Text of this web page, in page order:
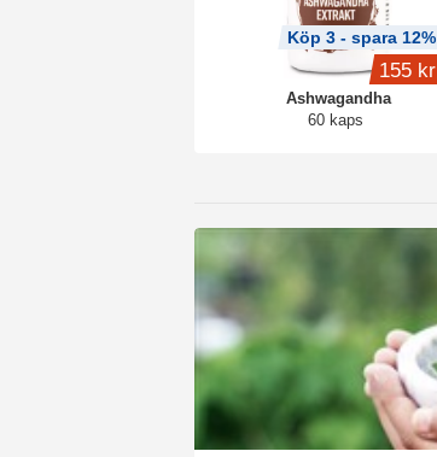
Ashwagandha
60 kaps
Köp 3 - spara 12%
155 kr